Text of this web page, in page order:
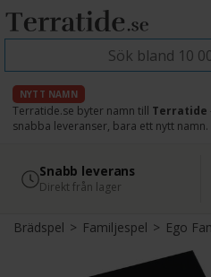
NYTT NAMN
Terratide.se byter namn till Terratide
snabba leveranser, bara ett nytt namn.
4.8
Läs omdömen på Google
Snabb leverans
Direkt från lager
Brädspel> Familjespel> Ego